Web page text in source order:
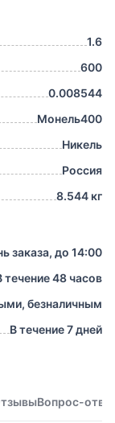
1.6
600
0.008544
Монель400
Никель
Россия
8.544 кг
заказа, до 14:00
течение 48 часов
безналичным
В течение 7 дней
Вопрос-